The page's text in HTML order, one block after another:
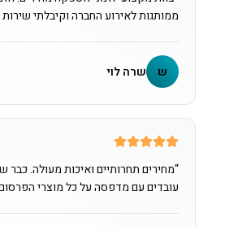
ממותגות לאירוע החברה וקיבלתי
ש שרה לוי
“מחירים תחרותיים ואיכות מעולה. כבר
עובדים עם מדפסה על כל מוצרי